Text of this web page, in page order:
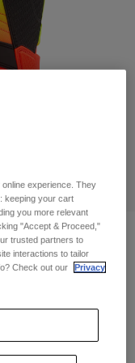
40% OFF
experience. They
keeping your cart
you more relevant
"Accept & Proceed,"
trusted partners to
interactions to tailor
Check out our
Privacy